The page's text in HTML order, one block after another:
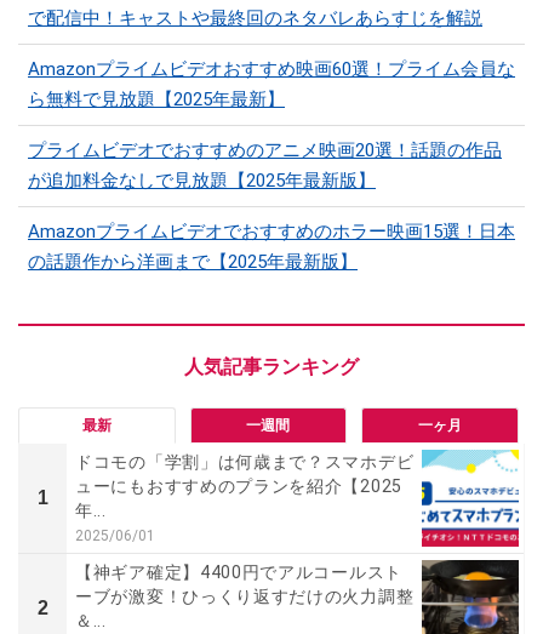
で配信中！キャストや最終回のネタバレあらすじを解説
Amazonプライムビデオおすすめ映画60選！プライム会員な
ら無料で見放題【2025年最新】
プライムビデオでおすすめのアニメ映画20選！話題の作品
が追加料金なしで見放題【2025年最新版】
Amazonプライムビデオでおすすめのホラー映画15選！日本
の話題作から洋画まで【2025年最新版】
最新 一週間 一ヶ月
1
ドコモの「学割」は何歳まで？スマホデビ
ューにもおすすめのプランを紹介【2025
年...
2025/06/01
2
【神ギア確定】4400円でアルコールスト
ーブが激変！ひっくり返すだけの火力調整
＆...